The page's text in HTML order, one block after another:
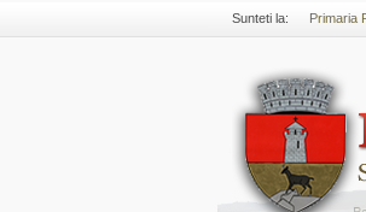
Sunteti la: Primaria